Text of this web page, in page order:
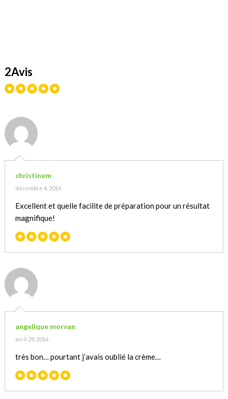
2Avis
christinem
décembre 4, 2016
Excellent et quelle facilite de préparation pour un résultat
magnifique!
angelique morvan
avril 29, 2016
très bon… pourtant j’avais oublié la crème…